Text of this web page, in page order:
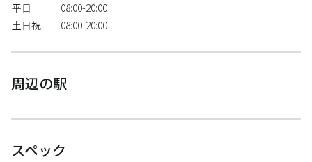
平日
08:00-20:00
土日祝
08:00-20:00
周辺の駅
スペック